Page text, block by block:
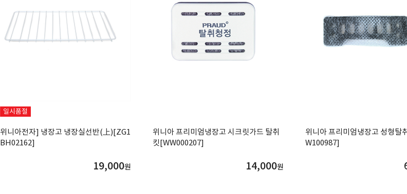
일시품절
위니아전자] 냉장고 냉장실선반(上)[ZG1
BH02162]
19,000원
위니아 프리미엄냉장고 시크릿가드 탈취
킷[WW000207]
14,000원
위니아 프리미엄냉장고 성형탈
W100987]